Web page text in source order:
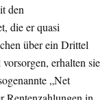
den
die er quasi
über ein Drittel
erhalten sie
„Net